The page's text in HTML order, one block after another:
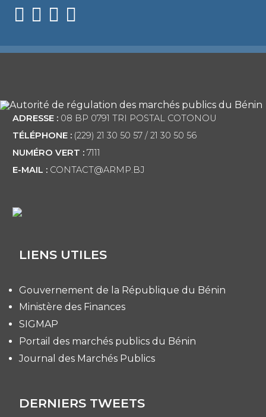
ADRESSE :08 BP 0791 TRI POSTAL COTONOU
TÉLÉPHONE :(229) 21 30 50 57 / 21 30 50 56
NUMÉRO VERT :7111
E-MAIL :CONTACT@ARMP.BJ
LIENS UTILES
Gouvernement de la République du Bénin
Ministère des Finances
SIGMAP
Portail des marchés publics du Bénin
Journal des Marchés Publics
DERNIERS TWEETS